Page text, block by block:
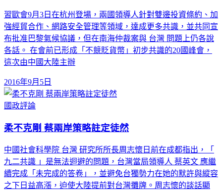
習歐會9月3日在杭州登場，兩國領導人針對雙邊投資條約、加
強經貿合作、網路安全管理等領域，達成更多共識，並共同宣
布批准巴黎氣候協議，但在南海仲裁案與 台灣 問題上仍各說
各話。 在會前已形成「不競貶貨幣」初步共識的20國峰會，
這次由中國大陸主辦
2016年9月5日
國政評論
柔不克剛 蔡兩岸策略註定徒然
中國社會科學院 台灣 研究所所長周志懷日前在成都指出，「
九二共識 」是無法迴避的問題，台灣當局領導人 蔡英文 應繼
續完成「未完成的答卷」，並避免台獨勢力在她的默許與縱容
之下日益高漲，迫使大陸提前對台灣攤牌。周志懷的談話顯